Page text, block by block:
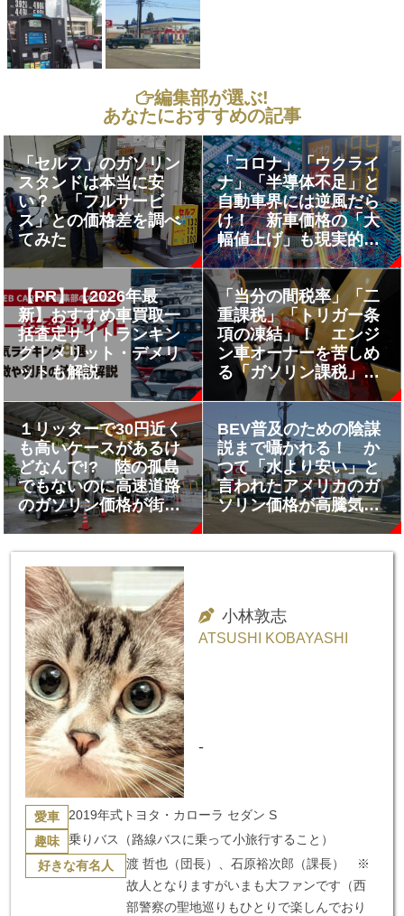
編集部が選ぶ!
あなたにおすすめの記事
「セルフ」のガソリン
スタンドは本当に安
い？ 「フルサービ
ス」との価格差を調べ
てみた
「コロナ」「ウクライ
ナ」「半導体不足」と
自動車界には逆風だら
け！ 新車価格の「大
幅値上げ」も現実的な
ところまできた
【PR】【2026年最
新】おすすめ車買取一
括査定サイトランキン
グ｜メリット・デメリ
ットも解説
「当分の間税率」「二
重課税」「トリガー条
項の凍結」！ エンジ
ン車オーナーを苦しめ
る「ガソリン課税」の
問題!!
１リッターで30円近く
も高いケースがあるけ
どなんで!? 陸の孤島
でもないのに高速道路
のガソリン価格が街中
より「かなり高額」な
BEV普及のための陰謀
説まで囁かれる！ か
つて「水より安い」と
言われたアメリカのガ
ソリン価格が高騰気
小林敦志
ATSUSHI KOBAYASHI
-
愛車 2019年式トヨタ・カローラ セダン S
趣味 乗りバス（路線バスに乗って小旅行すること）
好きな有名人
渡 哲也（団長）、石原裕次郎（課長） ※
故人となりますがいまも大ファンです（西
部警察の聖地巡りもひとりで楽しんでおり